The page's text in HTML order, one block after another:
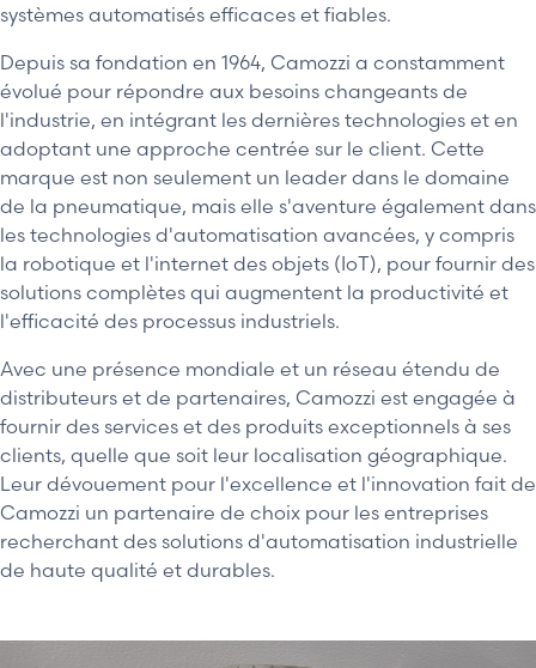
systèmes automatisés efficaces et fiables.
Depuis sa fondation en 1964, Camozzi a constamment
évolué pour répondre aux besoins changeants de
l'industrie, en intégrant les dernières technologies et en
adoptant une approche centrée sur le client. Cette
marque est non seulement un leader dans le domaine
de la pneumatique, mais elle s'aventure également dans
les technologies d'automatisation avancées, y compris
la robotique et l'internet des objets (IoT), pour fournir des
solutions complètes qui augmentent la productivité et
l'efficacité des processus industriels.
Avec une présence mondiale et un réseau étendu de
distributeurs et de partenaires, Camozzi est engagée à
fournir des services et des produits exceptionnels à ses
clients, quelle que soit leur localisation géographique.
Leur dévouement pour l'excellence et l'innovation fait de
Camozzi un partenaire de choix pour les entreprises
recherchant des solutions d'automatisation industrielle
de haute qualité et durables.